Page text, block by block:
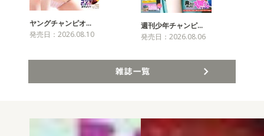
ヤングチャンピオ…
発売日：2026.08.10
週刊少年チャンピ…
発売日：2026.08.06